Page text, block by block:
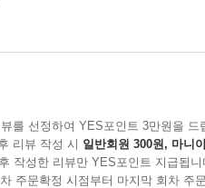
서도 생각해보게 될 것이다. 그
를 선정하여 YES포인트 3만원을 드
리뷰 작성 시 일반회원 300원, 마니
작성한 리뷰만 YES포인트 지급됩니
주문확정 시점부터 마지막 회차 주